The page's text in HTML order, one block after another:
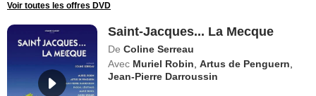
Voir toutes les offres DVD
Saint-Jacques... La Mecque
De Coline Serreau
Avec Muriel Robin ,Artus de Penguern
Jean-Pierre Darroussin